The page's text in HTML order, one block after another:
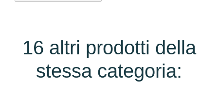
16 altri prodotti della
stessa categoria: